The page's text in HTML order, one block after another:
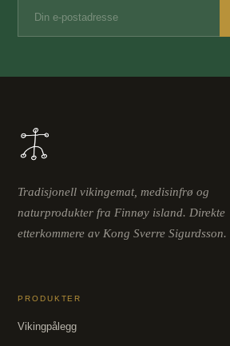
Tradisjonell vikingemat, medisinfrø og
naturprodukter fra Finnøy island. Direkte
etterkommere av Kong Sverre Sigurdsson.
PRODUKTER
Vikingpålegg